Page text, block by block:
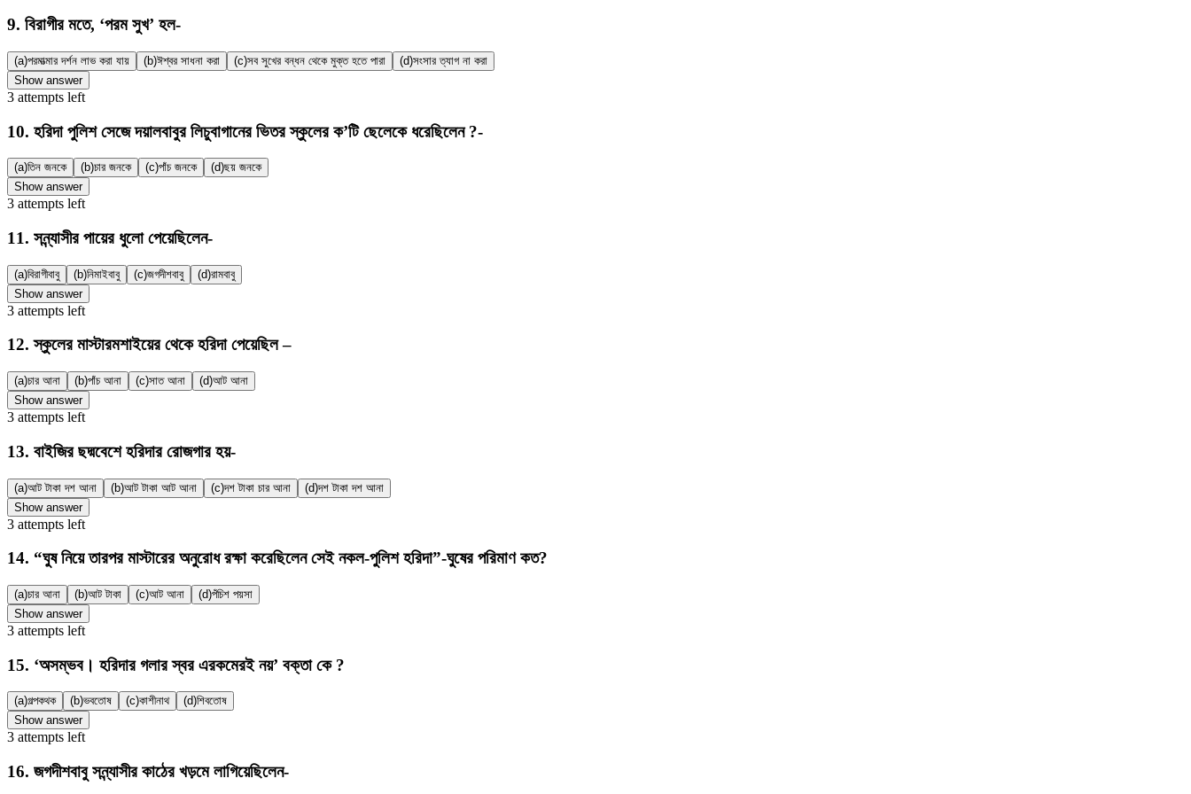
9. বিরাগীর মতে, ‘পরম সুখ’ হল-
(a)পরমাত্মার দর্শন লাভ করা যায় (b)ঈশ্বর সাধনা করা (c)সব সুখের বন্ধন থেকে মুক্ত হতে পারা (d)সংসার ত্যাগ না করা
Show answer
3 attempts left
10. হরিদা পুলিশ সেজে দয়ালবাবুর লিচুবাগানের ভিতর স্কুলের ক’টি ছেলেকে ধরেছিলেন ?-
(a)তিন জনকে (b)চার জনকে (c)পাঁচ জনকে (d)ছয় জনকে
Show answer
3 attempts left
11. সন্ন্যাসীর পায়ের ধুলো পেয়েছিলেন-
(a)বিরাগীবাবু (b)নিমাইবাবু (c)জগদীশবাবু (d)রামবাবু
Show answer
3 attempts left
12.স্কুলের মাস্টারমশাইয়ের থেকে হরিদা পেয়েছিল –
(a)চার আনা (b)পাঁচ আনা (c)সাত আনা (d)আট আনা
Show answer
3 attempts left
13. বাইজির ছদ্মবেশে হরিদার রোজগার হয়-
(a)আট টাকা দশ আনা (b)আট টাকা আট আনা (c)দশ টাকা চার আনা (d)দশ টাকা দশ আনা
Show answer
3 attempts left
14. “ঘুষ নিয়ে তারপর মাস্টারের অনুরোধ রক্ষা করেছিলেন সেই নকল-পুলিশ হরিদা”-ঘুষের পরিমাণ কত?
(a)চার আনা (b)আট টাকা (c)আট আনা (d)পঁচিশ পয়সা
Show answer
3 attempts left
15. ‘অসম্ভব। হরিদার গলার স্বর এরকমেরই নয়’ বক্তা কে ?
(a)গল্পকথক (b)ভবতোষ (c)কাশীনাথ (d)শিবতোষ
Show answer
3 attempts left
16. জগদীশবাবু সন্ন্যাসীর কাঠের খড়মে লাগিয়েছিলেন-